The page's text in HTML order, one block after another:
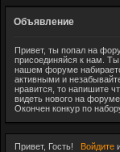
Объявление
Привет, ты попал на
присоединяйся к нам.
нашем форуме
активными и
нравится, то напишите
видеть нового на
Окончен конкур по
Привет, Гость! Войдите